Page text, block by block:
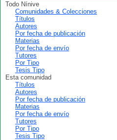
Todo Nínive
Comunidades & Colecciones
Títulos
Autores
Por fecha de publicación
Materias
Por fecha de envío
Tutores
Por Tipo
Tesis Tipo
Esta comunidad
Títulos
Autores
Por fecha de publicación
Materias
Por fecha de envío
Tutores
Por Tipo
Tesis Tipo